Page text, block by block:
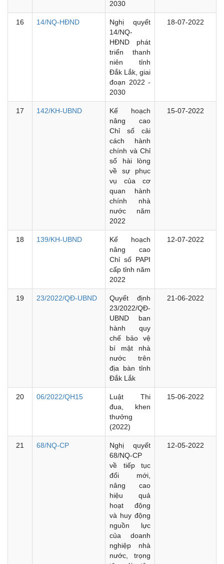
2030
16 14/NQ-HĐND
Nghị quyết
14/NQ-
HĐND phát
triển thanh
niên tỉnh
Đắk Lắk, giai
đoạn 2022 -
2030
18-07-2022
17 142/KH-UBND
Kế hoạch
nâng cao
Chỉ số cải
cách hành
chính và Chỉ
số hài lòng
về sự phục
vụ của cơ
quan hành
chính nhà
nước năm
2022
15-07-2022
18 139/KH-UBND
Kế hoạch
nâng cao
Chỉ số PAPI
cấp tỉnh năm
2022
12-07-2022
19 23/2022/QĐ-UBND
Quyết định
23/2022/QĐ-
UBND ban
hành quy
chế bảo vệ
bí mật nhà
nước trên
địa bàn tỉnh
Đắk Lắk
21-06-2022
20 06/2022/QH15
Luật Thi
đua, khen
thưởng
(2022)
15-06-2022
21 68/NQ-CP
Nghị quyết
68/NQ-CP
về tiếp tục
đổi mới,
nâng cao
hiệu quả
hoạt động
và huy động
nguồn lực
của doanh
nghiệp nhà
nước, trọng
12-05-2022